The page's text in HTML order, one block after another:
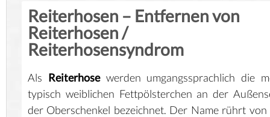
Reiterhosen – Entfernen von
Reiterhosen /
Reiterhosensyndrom
Als Reiterhosewerden umgangssprachlich die
typisch weiblichen Fettpölsterchen an der
der Oberschenkel bezeichnet. Der Name rührt von